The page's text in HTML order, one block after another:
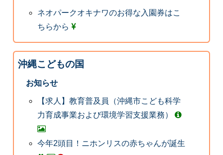
ネオパークオキナワのお得な入園券はこ
ちらから
沖縄こどもの国
お知らせ
【求人】教育普及員（沖縄市こども科学
力育成事業および環境学習支援業務）
今年2頭目！ニホンリスの赤ちゃんが誕生